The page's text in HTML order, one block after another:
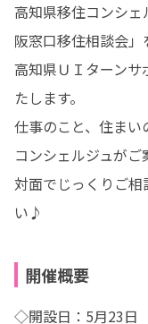
高知県移住コンシ
阪窓口移住相談会」
高知県ＵＩターン
たします。
仕事のこと、住ま
コンシェルジュがご
対面でじっくりご
い♪
開催概要
◇開設日：5月23日